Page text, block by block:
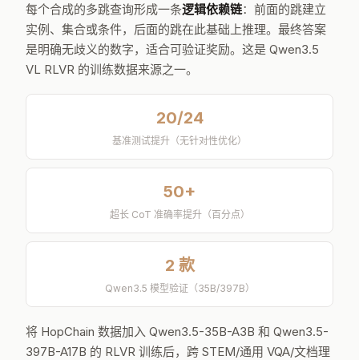
每个合成的多跳查询形成一条逻辑依赖链：前面的跳建立
实例、集合或条件，后面的跳在此基础上推理。最终答案
是明确无歧义的数字，适合可验证奖励。这是 Qwen3.5
VL RLVR 的训练数据来源之一。
20/24
基准测试提升（无针对性优化）
50+
超长 CoT 准确率提升（百分点）
2 款
Qwen3.5 模型验证（35B/397B）
将 HopChain 数据加入 Qwen3.5-35B-A3B 和 Qwen3.5-
397B-A17B 的 RLVR 训练后，跨 STEM/通用 VQA/文档理